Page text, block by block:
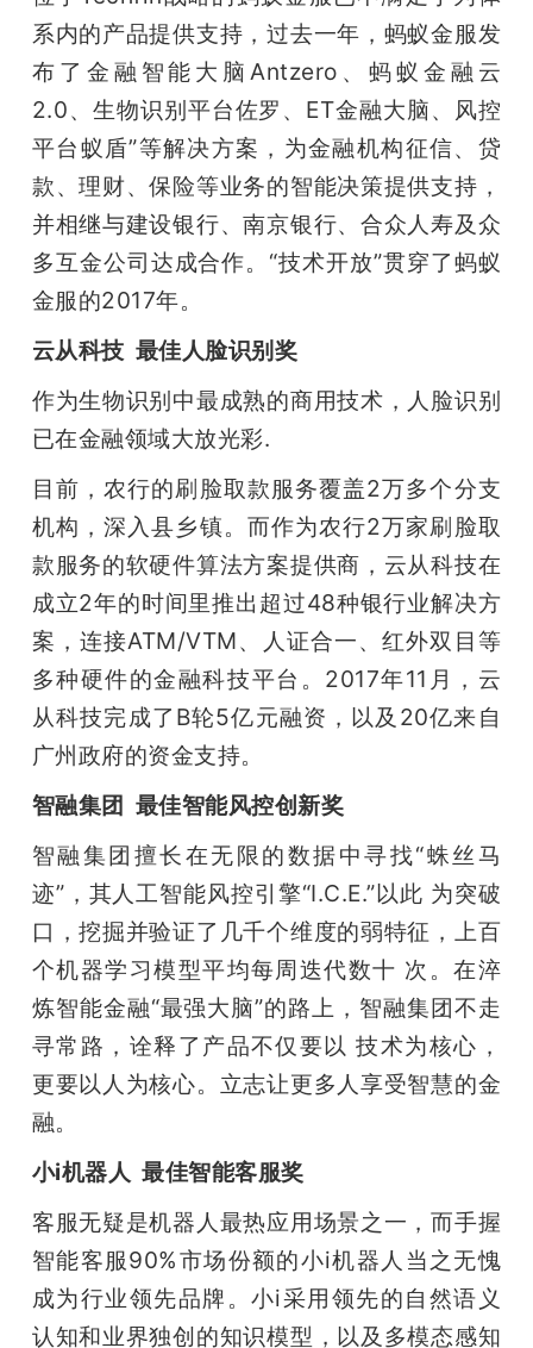
系内的产品提供支持，过去一年，蚂蚁金服发
布了金融智能大脑Antzero、蚂蚁金融云
2.0、生物识别平台佐罗、ET金融大脑、风控
平台蚁盾”等解决方案，为金融机构征信、贷
款、理财、保险等业务的智能决策提供支持，
并相继与建设银行、南京银行、合众人寿及众
多互金公司达成合作。“技术开放”贯穿了蚂蚁
金服的2017年。
云从科技  最佳人脸识别奖
作为生物识别中最成熟的商用技术，人脸识别
已在金融领域大放光彩.
目前，农行的刷脸取款服务覆盖2万多个分支
机构，深入县乡镇。而作为农行2万家刷脸取
款服务的软硬件算法方案提供商，云从科技在
成立2年的时间里推出超过48种银行业解决方
案，连接ATM/VTM、人证合一、红外双目等
多种硬件的金融科技平台。2017年11月，云
从科技完成了B轮5亿元融资，以及20亿来自
广州政府的资金支持。
智融集团  最佳智能风控创新奖
智融集团擅长在无限的数据中寻找“蛛丝马
迹”，其人工智能风控引擎“I.C.E.”以此 为突破
口，挖掘并验证了几千个维度的弱特征，上百
个机器学习模型平均每周迭代数十 次。在淬
炼智能金融“最强大脑”的路上，智融集团不走
寻常路，诠释了产品不仅要以 技术为核心，
更要以人为核心。立志让更多人享受智慧的金
融。
小i机器人  最佳智能客服奖
客服无疑是机器人最热应用场景之一，而手握
智能客服90%市场份额的小i机器人当之无愧
成为行业领先品牌。小i采用领先的自然语义
认知和业界独创的知识模型，以及多模态感知